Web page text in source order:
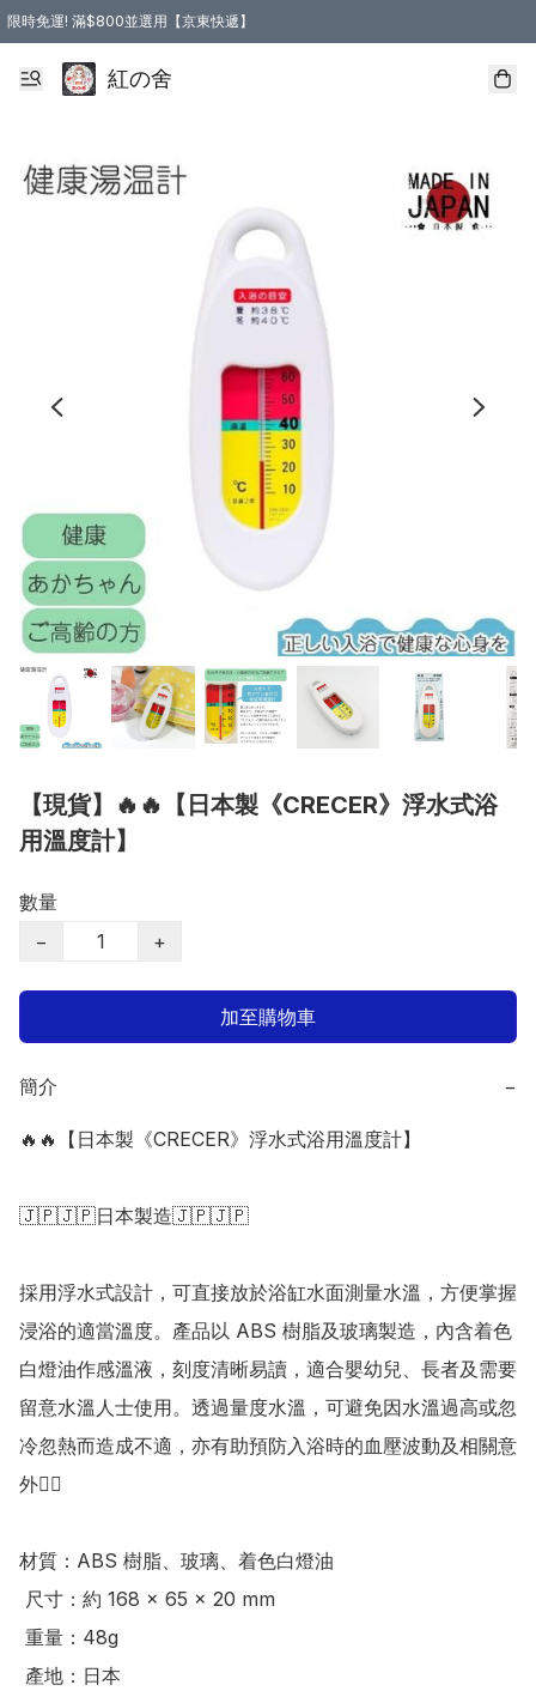
限時免運! 滿$800並選用【京東快遞】
紅の舍
【現貨】🔥🔥【日本製《CRECER》浮水式浴
用溫度計】
數量
−
+
加至購物車
簡介 −
🔥🔥【日本製《CRECER》浮水式浴用溫度計】
🇯🇵🇯🇵日本製造🇯🇵🇯🇵
採用浮水式設計，可直接放於浴缸水面測量水溫，方便掌握
浸浴的適當溫度。產品以 ABS 樹脂及玻璃製造，內含着色
白燈油作感溫液，刻度清晰易讀，適合嬰幼兒、長者及需要
留意水溫人士使用。透過量度水溫，可避免因水溫過高或忽
冷忽熱而造成不適，亦有助預防入浴時的血壓波動及相關意
外👍🏻
材質：ABS 樹脂、玻璃、着色白燈油